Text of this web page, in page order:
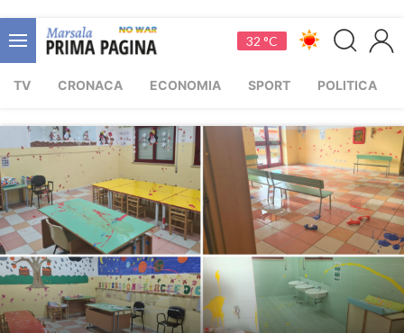
32 °C
TV CRONACA ECONOMIA SPORT POLITICA